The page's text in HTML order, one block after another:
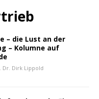
– die Lust an der
– Kolumne auf
Dr. Dirk Lippold